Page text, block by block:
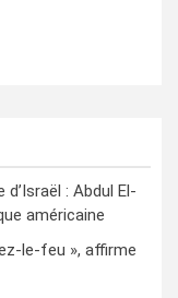
: Abdul El-
américaine
le-feu », affirme